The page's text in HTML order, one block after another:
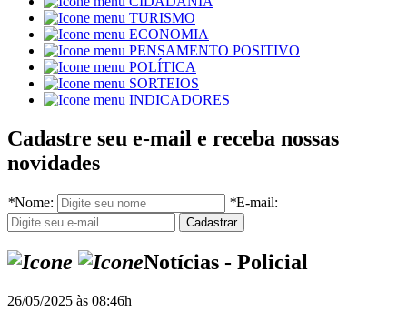
TURISMO
ECONOMIA
PENSAMENTO POSITIVO
POLÍTICA
SORTEIOS
INDICADORES
Cadastre seu e-mail e receba nossas
novidades
*Nome: *E-mail:
Notícias - Policial
26/05/2025 às 08:46h